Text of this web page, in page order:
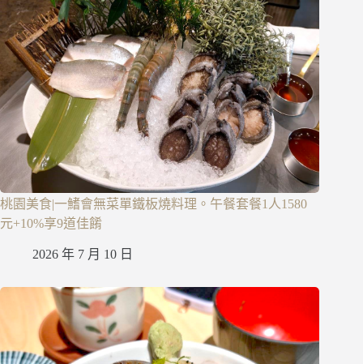
桃園美食|一鰭會無菜單鐵板燒料理。午餐套餐1人1580
元+10%享9道佳餚
2026 年 7 月 10 日